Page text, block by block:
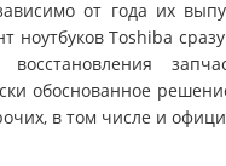
от года их
Toshiba
обоснованное
в том числе и